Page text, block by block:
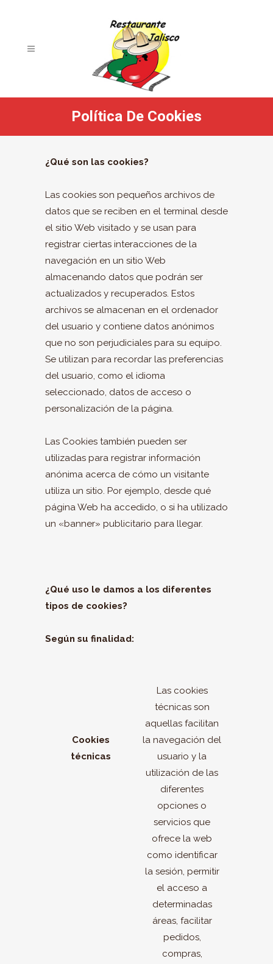
Política De Cookies
¿Qué son las cookies?
Las cookies son pequeños archivos de
datos que se reciben en el terminal desde
el sitio Web visitado y se usan para
registrar ciertas interacciones de la
navegación en un sitio Web
almacenando datos que podrán ser
actualizados y recuperados. Estos
archivos se almacenan en el ordenador
del usuario y contiene datos anónimos
que no son perjudiciales para su equipo.
Se utilizan para recordar las preferencias
del usuario, como el idioma
seleccionado, datos de acceso o
personalización de la página.
Las Cookies también pueden ser
utilizadas para registrar información
anónima acerca de cómo un visitante
utiliza un sitio. Por ejemplo, desde qué
página Web ha accedido, o si ha utilizado
un «banner» publicitario para llegar.
¿Qué uso le damos a los diferentes
tipos de cookies?
Según su finalidad:
Cookies
técnicas
Las cookies
técnicas son
aquellas facilitan
la navegación del
usuario y la
utilización de las
diferentes
opciones o
servicios que
ofrece la web
como identificar
la sesión, permitir
el acceso a
determinadas
áreas, facilitar
pedidos,
compras,